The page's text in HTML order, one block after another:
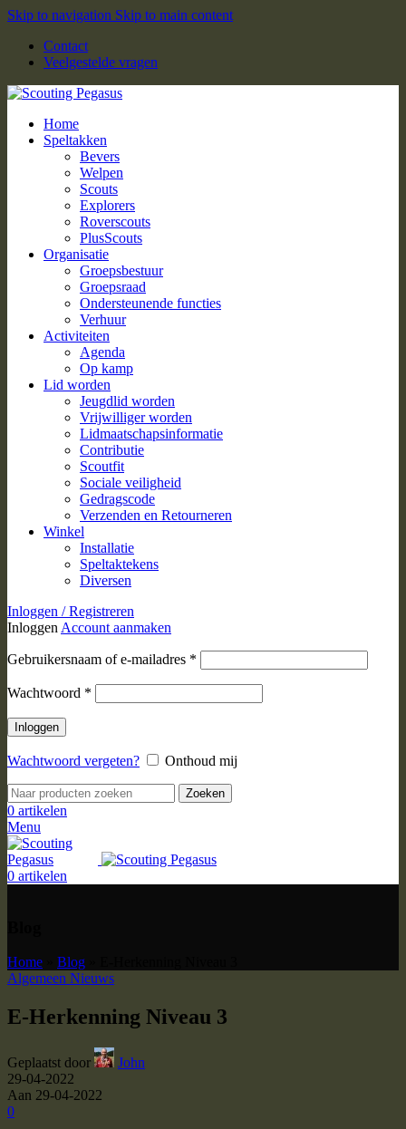
Skip to navigation Skip to main content
Contact
Veelgestelde vragen
Home
Speltakken
Bevers
Welpen
Scouts
Explorers
Roverscouts
PlusScouts
Organisatie
Groepsbestuur
Groepsraad
Ondersteunende functies
Verhuur
Activiteiten
Agenda
Op kamp
Lid worden
Jeugdlid worden
Vrijwilliger worden
Lidmaatschapsinformatie
Contributie
Scoutfit
Sociale veiligheid
Gedragscode
Verzenden en Retourneren
Winkel
Installatie
Speltaktekens
Diversen
Inloggen / Registreren
Inloggen Account aanmaken
Gebruikersnaam of e-mailadres *
Wachtwoord *
Inloggen
Wachtwoord vergeten? Onthoud mij
Zoeken
0 artikelen
Menu
0 artikelen
Home Blog
Algemeen Nieuws
E-Herkenning Niveau 3
Geplaatst door
John
29-04-2022
Aan 29-04-2022
0